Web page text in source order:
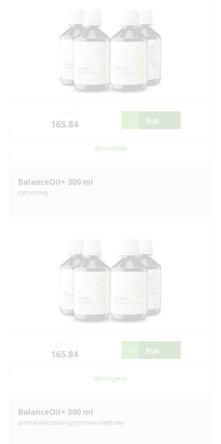
165.84 Kup
dostępne
BalanceOil+ 300 ml
cytrynowy
165.84 Kup
dostępne
BalanceOil+ 300 ml
pomarańczowo-cytrynowo-miętowy